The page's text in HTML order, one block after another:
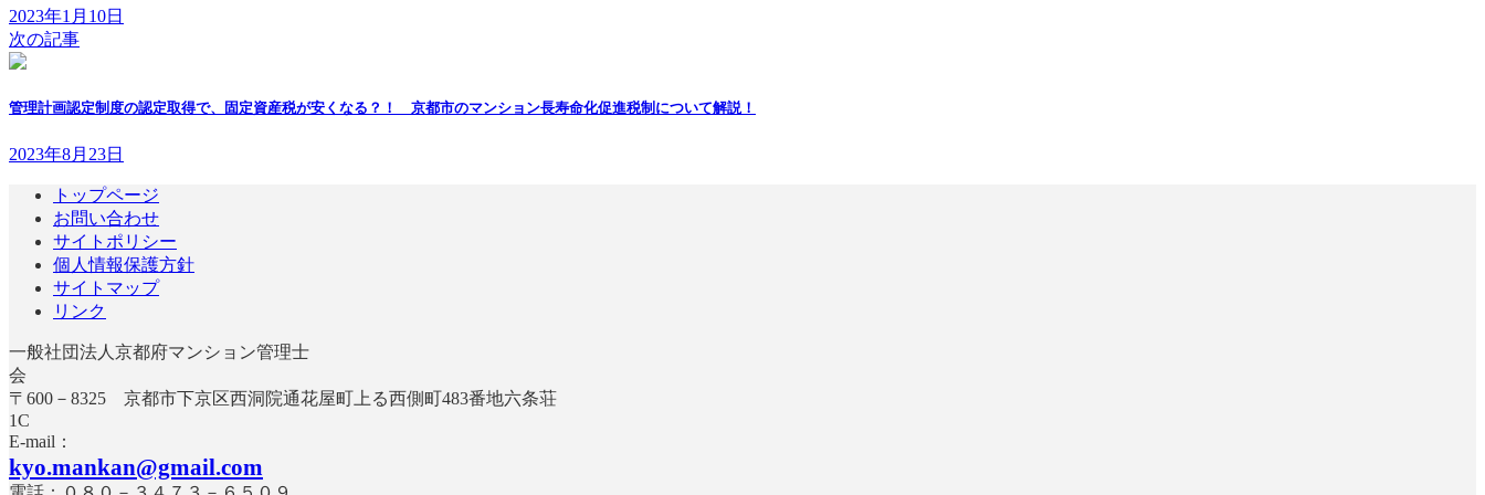
2023年1月10日
次の記事
管理計画認定制度の認定取得で、固定資産税が安くなる？！ 京都市のマンション長寿命化促進税制について解説！
2023年8月23日
トップページ
お問い合わせ
サイトポリシー
個人情報保護方針
サイトマップ
リンク
一般社団法人京都府マンション管理士
〒600－8325 京都市下京区西洞院通花屋町上る西側町483番地六条荘
E-mail：
kyo.mankan@gmail.com